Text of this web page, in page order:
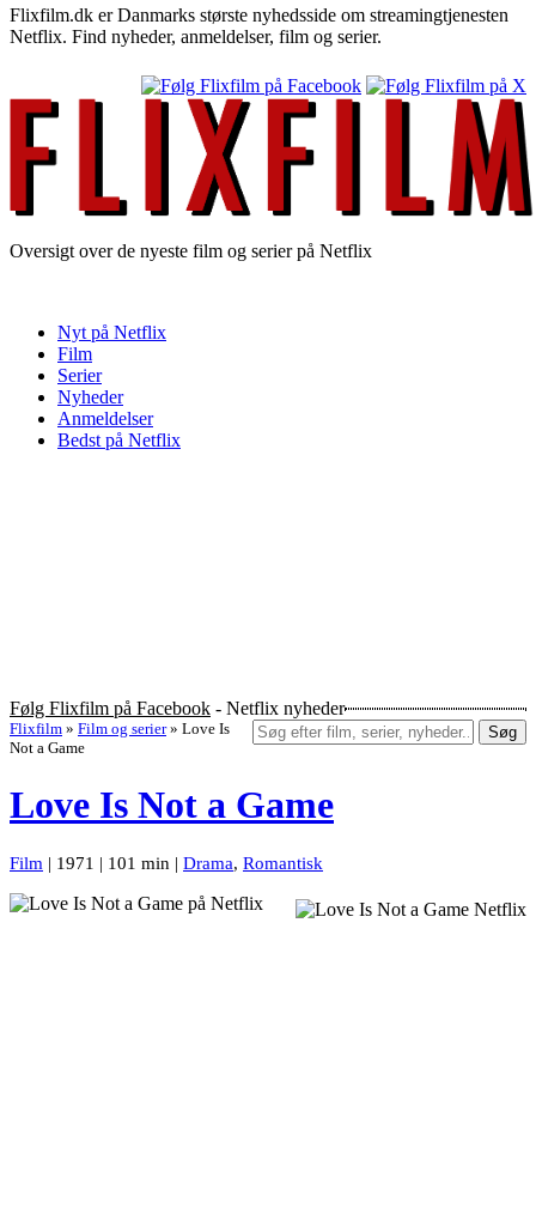
Flixfilm.dk er Danmarks største nyhedsside om streamingtjenesten
Netflix. Find nyheder, anmeldelser, film og serier.
Oversigt over de nyeste film og serier på Netflix
Nyt på Netflix
Film
Serier
Nyheder
Anmeldelser
Bedst på Netflix
Følg Flixfilm på Facebook - Netflix nyheder
Søg
Flixfilm » Film og serier » Love Is
Not a Game
Love Is Not a Game
Film | 1971 | 101 min | Drama, Romantisk